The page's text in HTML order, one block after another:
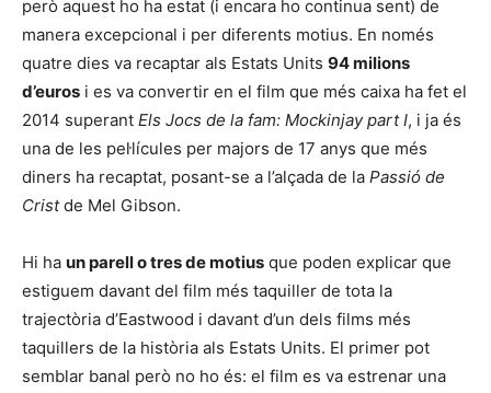
però aquest ho ha estat (i encara ho continua sent) de
manera excepcional i per diferents motius. En només
quatre dies va recaptar als Estats Units 94 milions
d’euros i es va convertir en el film que més caixa ha fet el
2014 superant Els Jocs de la fam: Mockinjay part I, i ja és
una de les pel·lícules per majors de 17 anys que més
diners ha recaptat, posant-se a l’alçada de la Passió de
Cristde Mel Gibson.
Hi ha un parell o tres de motius que poden explicar que
estiguem davant del film més taquiller de tota la
trajectòria d’Eastwood i davant d’un dels films més
taquillers de la història als Estats Units. El primer pot
semblar banal però no ho és: el film es va estrenar una